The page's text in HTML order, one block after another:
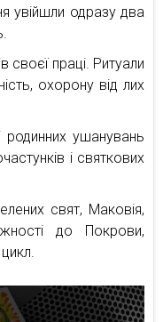
увійшли одразу два
своєї праці. Ритуали
охорону від лих
родинних ушанувань
і святкових
свят, Маковія,
до Покрови,